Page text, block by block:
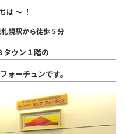
は ～ ！
幌駅から徒歩５分
タウン１階の
ォーチュンです。